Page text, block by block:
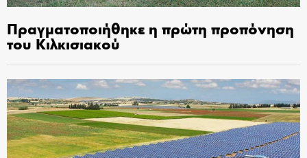
Πραγματοποιήθηκε η πρώτη προπόνηση
του Κιλκισιακού